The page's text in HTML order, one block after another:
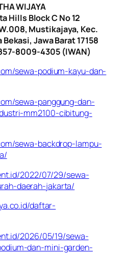
WIJAYA
Hills Block C No 12
Mustikajaya, Kec.
Jawa Barat 17158
8009-4305 (IWAN)
sewa-podium-kayu-dan-
sewa-panggung-dan-
mm2100-cibitung-
sewa-backdrop-lampu-
2022/07/29/sewa-
daerah-jakarta/
daftar-
2026/05/19/sewa-
dan-mini-garden-